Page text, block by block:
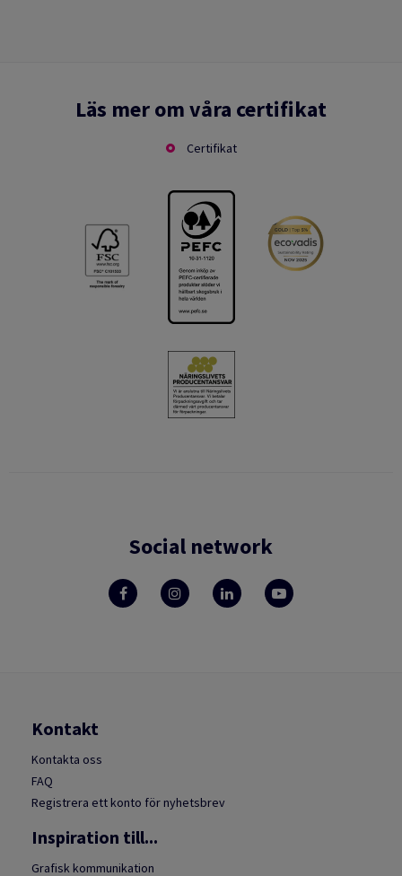
Läs mer om våra certifikat
Certifikat
Social network
Kontakt
Kontakta oss
FAQ
Registrera ett konto för nyhetsbrev
Inspiration till...
Grafisk kommunikation